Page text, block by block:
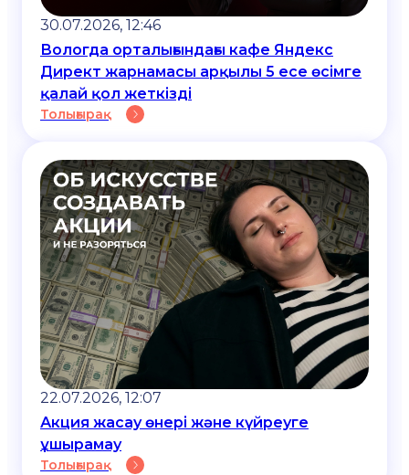
30.07.2026, 12:46
Вологда орталығындағы кафе Яндекс
Директ жарнамасы арқылы 5 есе өсімге
қалай қол жеткізді
Толығырақ
22.07.2026, 12:07
Акция жасау өнері және күйреуге
ұшырамау
Толығырақ